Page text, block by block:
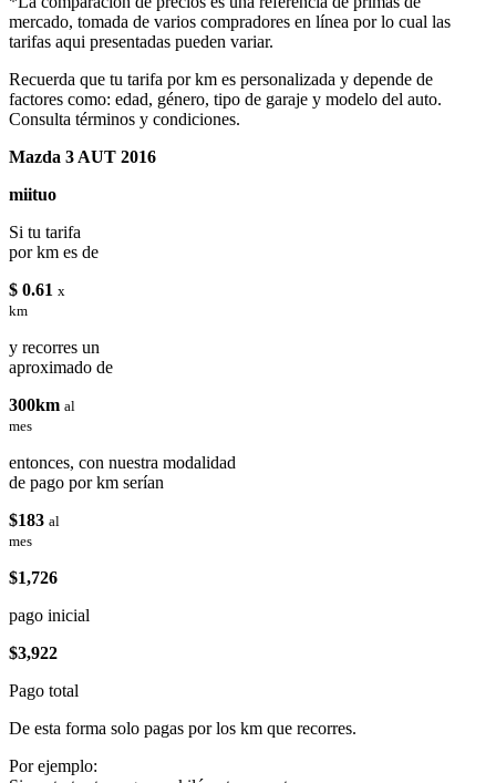
mercado, tomada de varios compradores en línea por lo cual las
tarifas aqui presentadas pueden variar.
Recuerda que tu tarifa por km es personalizada y depende de
factores como: edad, género, tipo de garaje y modelo del auto.
Consulta términos y condiciones.
Mazda 3 AUT 2016
miituo
Si tu tarifa
por km es de
$ 0.61 x
km
y recorres un
aproximado de
300km al
mes
entonces, con nuestra modalidad
de pago por km serían
$183 al
mes
$1,726
pago inicial
$3,922
Pago total
De esta forma solo pagas por los km que recorres.
Por ejemplo: